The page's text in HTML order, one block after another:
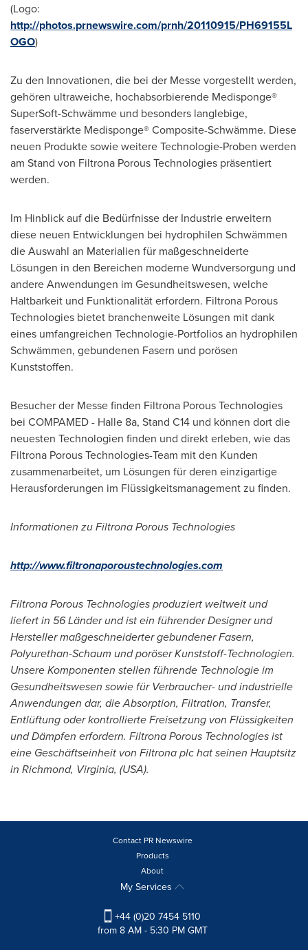
(Logo:
http://photos.prnewswire.com/prnh/20110915/PH69155L
OGO)
Zu den Innovationen, die bei der Messevorgestellt werden,
gehören ultraweiche, hochabsorbierende Medisponge®
SuperSoft-Schwämme und besonders langlebige,
faserverstärkte Medisponge® Composite-Schwämme. Diese
neuen Produkte sowie weitere Technologie-Proben werden
am Stand von Filtrona Porous Technologies präsentiert
werden.
Im Hinblick auf die Bedürfnisse der Industrie erweitern
diese neuen Entwicklungen bei hydrophilen Schwämmen
die Auswahl an Materialien für maßgeschneiderte
Lösungen in den Bereichen moderne Wundversorgung und
andere Anwendungen im Gesundheitswesen, welche
Haltbarkeit und Funktionalität erfordern. Filtrona Porous
Technologies bietet branchenweite Lösungen mit dank
eines umfangreichen Technologie-Portfolios an hydrophilen
Schwämmen, gebundenen Fasern und porösen
Kunststoffen.
Besucher der Messe finden Filtrona Porous Technologies
bei COMPAMED - Halle 8a, Stand C14 und können dort die
neuesten Technologien finden und direkt erleben, wie das
Filtrona Porous Technologies-Team mit den Kunden
zusammenarbeitet, um Lösungen für deren einzigartige
Herausforderungen im Flüssigkeitsmanagement zu finden.
Informationen zu Filtrona Porous Technologies
http://www.filtronaporoustechnologies.com
Filtrona Porous Technologies produziert weltweit und
liefert in 56 Länder und ist ein führender Designer und
Hersteller maßgeschneiderter gebundener Fasern,
Polyurethan-Schaum und poröser Kunststoff-Technologien.
Unsere Komponenten stellen führende Technologie im
Gesundheitswesen sowie für Verbraucher- und industrielle
Anwendungen dar, die Absorption, Filtration, Transfer,
Entlüftung oder kontrollierte Freisetzung von Flüssigkeiten
und Dämpfen erfordern. Filtrona Porous Technologies ist
eine Geschäftseinheit von Filtrona plc hat seinen Hauptsitz
in Richmond, Virginia, (USA).
Contact PR Newswire
Products
About
My Services
+44 (0)20 7454 5110
from 8 AM - 5:30 PM GMT